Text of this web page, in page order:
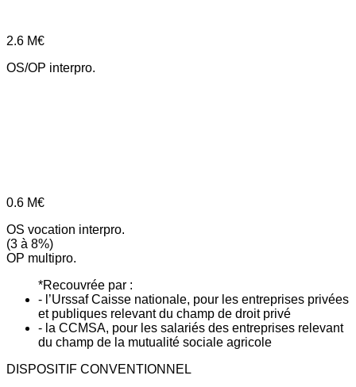
2.6 M€
OS/OP interpro.
0.6 M€
OS vocation interpro.
(3 à 8%)
OP multipro.
*Recouvrée par :
- l’Urssaf Caisse nationale, pour les entreprises privées
et publiques relevant du champ de droit privé
- la CCMSA, pour les salariés des entreprises relevant
du champ de la mutualité sociale agricole
DISPOSITIF CONVENTIONNEL